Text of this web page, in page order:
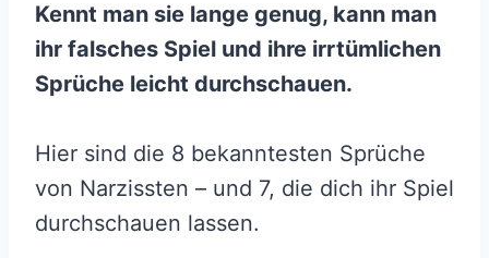
Kennt man sie lange genug, kann man
ihr falsches Spiel und ihre irrtümlichen
Sprüche leicht durchschauen.
Hier sind die 8 bekanntesten Sprüche
von Narzissten – und 7, die dich ihr Spiel
durchschauen lassen.